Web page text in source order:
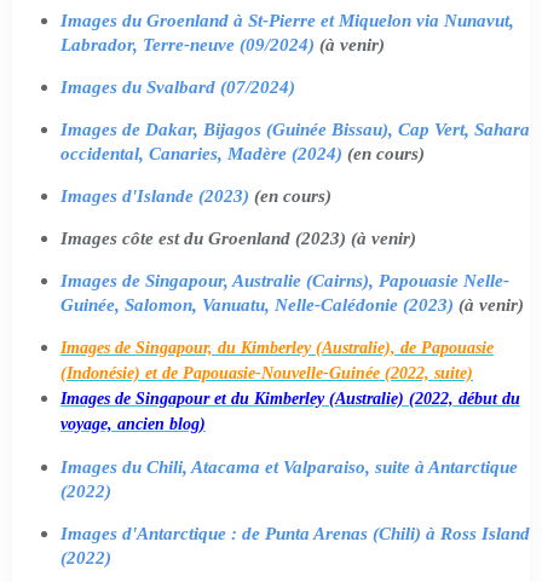
Images du Groenland à St-Pierre et Miquelon via Nunavut,
Labrador, Terre-neuve (09/2024) (à venir)
Images du Svalbard (07/2024)
Images de Dakar, Bijagos (Guinée Bissau), Cap Vert, Sahara
occidental, Canaries, Madère (2024) (en cours)
Images d'Islande (2023) (en cours)
Images côte est du Groenland (2023) (à venir)
Images de Singapour, Australie (Cairns), Papouasie Nelle-
Guinée, Salomon, Vanuatu, Nelle-Calédonie (2023) (à venir)
Images de Singapour, du Kimberley (Australie), de Papouasie
(Indonésie) et de Papouasie-Nouvelle-Guinée (2022, suite)
Images de Singapour et du Kimberley (Australie) (2022, début du
voyage, ancien blog)
Images du Chili, Atacama et Valparaiso, suite à Antarctique
(2022)
Images d'Antarctique : de Punta Arenas (Chili) à Ross Island
(2022)